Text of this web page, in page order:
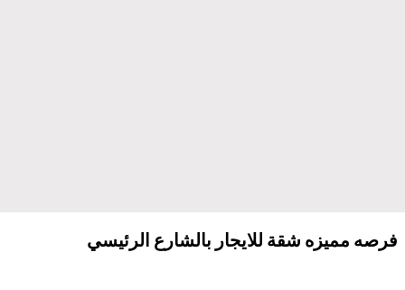
فرصه مميزه شقة للايجار بالشارع الرئيسي